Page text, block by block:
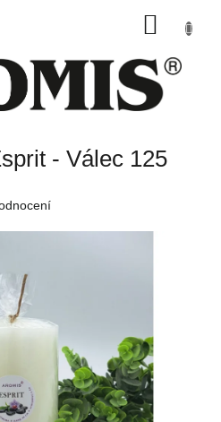
- Válec 125